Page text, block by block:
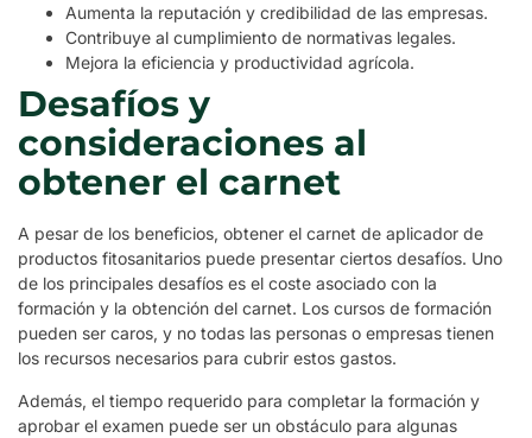
Aumenta la reputación y credibilidad de las empresas.
Contribuye al cumplimiento de normativas legales.
Mejora la eficiencia y productividad agrícola.
Desafíos y
consideraciones al
obtener el carnet
A pesar de los beneficios, obtener el carnet de aplicador de
productos fitosanitarios puede presentar ciertos desafíos. Uno
de los principales desafíos es el coste asociado con la
formación y la obtención del carnet. Los cursos de formación
pueden ser caros, y no todas las personas o empresas tienen
los recursos necesarios para cubrir estos gastos.
Además, el tiempo requerido para completar la formación y
aprobar el examen puede ser un obstáculo para algunas